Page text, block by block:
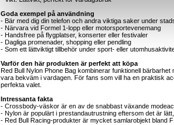
Goda exempel på användning
- Bär med dig din telefon och andra viktiga saker under
- Närvara vid Formel 1-lopp eller motorsportevenemang
- Handsfree på flygplatser, konserter eller festivaler
- Dagliga promenader, shopping eller pendling
- Som ett lättviktigt tillbehör under sport- eller
Varför den här produkten är perfekt att köpa
Red Bull Nylon Phone Bag kombinerar funktionell
vara bekväm i vardagen. För fans som vill ha en praktisk
perfekta valet.
Intressanta fakta
- Crossbody-väskor är en av de snabbast växande
- Nylon är populärt i prestandautrustning eftersom det är
- Red Bull Racing-produkter är mycket samlarobjekt bland